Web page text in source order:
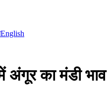
English
अंगूरका मंडी भाव